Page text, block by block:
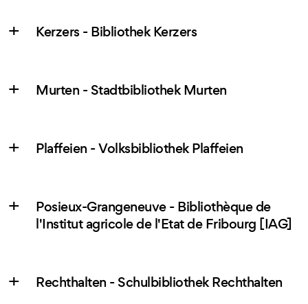
Kerzers - Bibliothek Kerzers
Murten - Stadtbibliothek Murten
Plaffeien - Volksbibliothek Plaffeien
Posieux-Grangeneuve - Bibliothèque de
l'Institut agricole de l'Etat de Fribourg [IAG]
Rechthalten - Schulbibliothek Rechthalten